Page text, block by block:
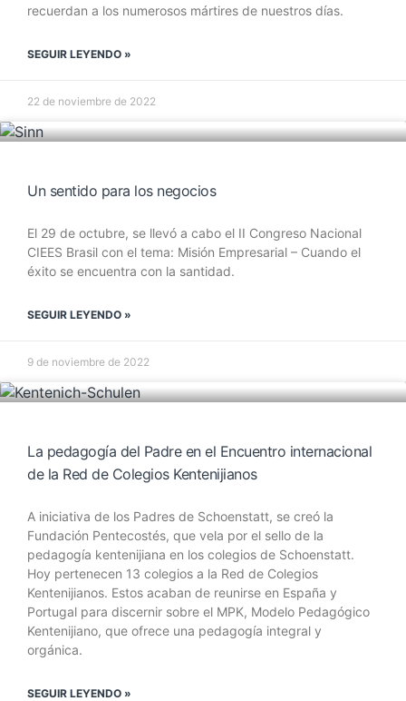
recuerdan a los numerosos mártires de nuestros días.
SEGUIR LEYENDO »
22 de noviembre de 2022
Un sentido para los negocios
El 29 de octubre, se llevó a cabo el II Congreso Nacional
CIEES Brasil con el tema: Misión Empresarial – Cuando el
éxito se encuentra con la santidad.
SEGUIR LEYENDO »
9 de noviembre de 2022
La pedagogía del Padre en el Encuentro internacional
de la Red de Colegios Kentenijianos
A iniciativa de los Padres de Schoenstatt, se creó la
Fundación Pentecostés, que vela por el sello de la
pedagogía kentenijiana en los colegios de Schoenstatt.
Hoy pertenecen 13 colegios a la Red de Colegios
Kentenijianos. Estos acaban de reunirse en España y
Portugal para discernir sobre el MPK, Modelo Pedagógico
Kentenijiano, que ofrece una pedagogía integral y
orgánica.
SEGUIR LEYENDO »